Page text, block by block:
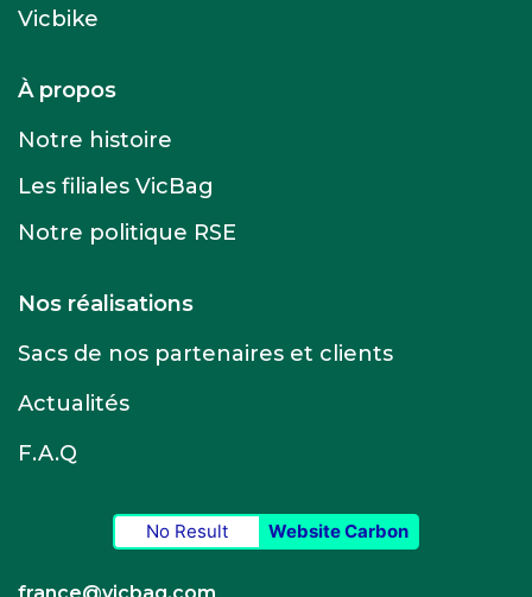
Vicbike
À propos
Notre histoire
Les filiales VicBag
Notre politique RSE
Nos réalisations
Sacs de nos partenaires et clients
Actualités
F.A.Q
No Result Website Carbon